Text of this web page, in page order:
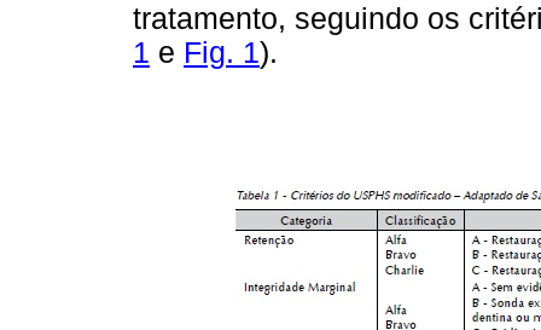
tratamento, seguindo os
1 e Fig. 1).